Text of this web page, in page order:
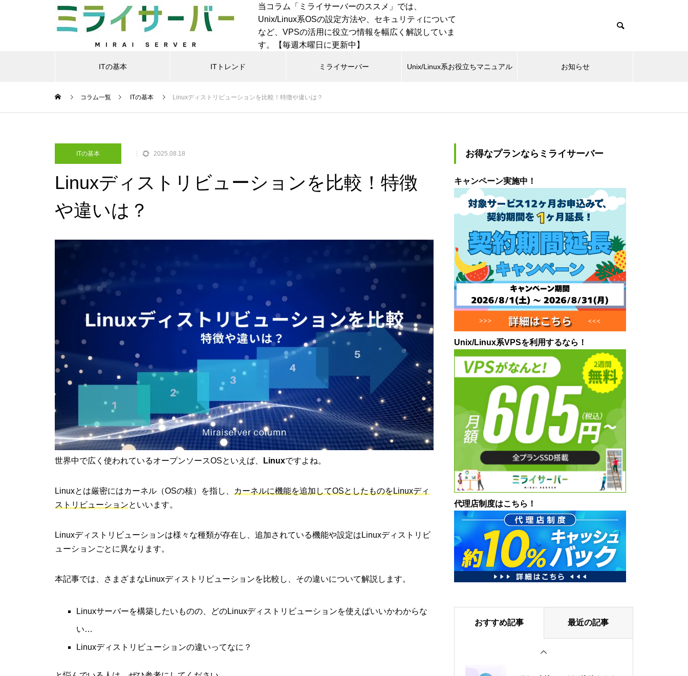
当コラム「ミライサーバーのススメ」では、
Unix/Linux系OSの設定方法や、セキュリティについて
など、VPSの活用に役立つ情報を幅広く解説していま
す。【毎週木曜日に更新中】
ITの基本 ITトレンド ミライサーバー Unix/Linux系お役立ちマニュアル お知らせ
コラム一覧 ITの基本 Linuxディストリビューションを比較！特徴や違いは？
ITの基本 2025.08.18
Linuxディストリビューションを比較！特徴
や違いは？
世界中で広く使われているオープンソースOSといえば、 Linuxですよね。
Linuxとは厳密にはカーネル（OSの核）を指し、
カーネルに機能を追加してOSとしたものをLinuxディ
ストリビューションといいます。
Linuxディストリビューションは様々な種類が存在し、追加されている機能や設定はLinuxディストリビ
ューションごとに異なります。
本記事では、さまざまなLinuxディストリビューションを比較し、その違いについて解説します。
Linuxサーバーを構築したいものの、どのLinuxディストリビューションを使えばいいかわからな
い…
Linuxディストリビューションの違いってなに？
お得なプランならミライサーバー
キャンペーン実施中！
Unix/Linux系VPSを利用するなら！
代理店制度はこちら！
おすすめ記事 最近の記事